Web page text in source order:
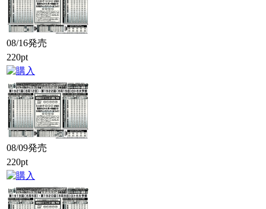
08/16発売
220pt
08/09発売
220pt